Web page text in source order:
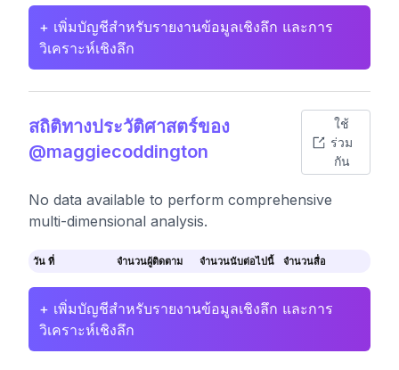
+ เพิ่มบัญชีสำหรับรายงานข้อมูลเชิงลึก และการ
วิเคราะห์เชิงลึก
สถิติทางประวัติศาสตร์ของ
@maggiecoddington
ใช้
ร่วม
กัน
No data available to perform comprehensive
multi-dimensional analysis.
วัน ที่ จำนวนผู้ติดตาม จำนวนนับต่อไปนี้ จำนวนสื่อ
+ เพิ่มบัญชีสำหรับรายงานข้อมูลเชิงลึก และการ
วิเคราะห์เชิงลึก